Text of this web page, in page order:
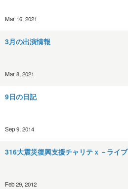
Mar 16, 2021
3月の出演情報
Mar 8, 2021
9日の日記
Sep 9, 2014
316大震災復興支援チャリテｘ－ライブ
Feb 29, 2012